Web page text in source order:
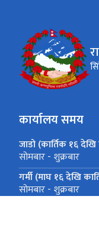
कार्यालय समय
जाडो (कार्तिक १६
सोमबार - शुक्रबार
गर्मी (माघ १६ देखि
सोमबार - शुक्रबार